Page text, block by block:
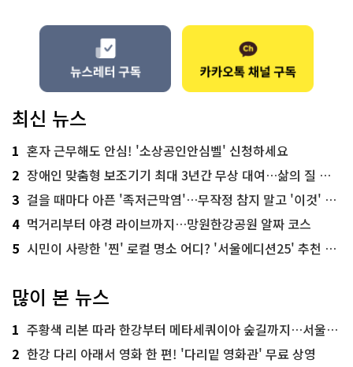
최신 뉴스
1 혼자 근무해도 안심! '소상공인안심벨' 신청하세요
2 장애인 맞춤형 보조기기 최대 3년간 무상 대여…삶의 질 높인다
3 걸을 때마다 아픈 '족저근막염'…무작정 참지 말고 '이것' 해보세요!
4 먹거리부터 야경 라이브까지…망원한강공원 알짜 코스
5 시민이 사랑한 '찐' 로컬 명소 어디? '서울에디션25' 추천 코스
많이 본 뉴스
1 주황색 리본 따라 한강부터 메타세쿼이아 숲길까지…서울둘레길 15코스
2 한강 다리 아래서 영화 한 편! '다리밑 영화관' 무료 상영